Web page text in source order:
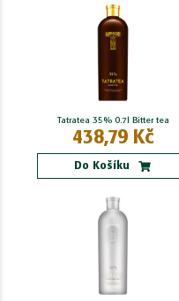
Tatratea 35% 0.7l Bitter tea
438,79 Kč
Do Košíku